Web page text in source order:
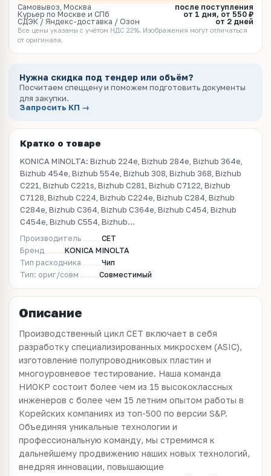
Самовывоз, Москва
после поступления
Курьер по Москве и СПб
от 1 дня, от 550 ₽
СДЭК / Яндекс-доставка / Озон
от 2 дней
Все цены указаны с учётом НДС 22%. Изображения могут отличаться
от оригинала.
Нужна скидка под тендер или объём?
Посчитаем спеццену и поможем подготовить документы
для закупки.
Запросить КП →
Кратко о товаре
KONICA MINOLTA: Bizhub 224e, Bizhub 284e, Bizhub 364e,
Bizhub 454e, Bizhub 554e, Bizhub 308, Bizhub 368, Bizhub
C221, Bizhub C221s, Bizhub C281, Bizhub C7122, Bizhub
C7128, Bizhub C224, Bizhub C224e, Bizhub C284, Bizhub
C284e, Bizhub C364, Bizhub C364e, Bizhub C454, Bizhub
C454e, Bizhub C554, Bizhub...
Производитель
CET
Бренд
KONICA MINOLTA
Тип расходника
Чип
Тип: ориг/совм
Совместимый
Описание
Производственный цикл CET включает в себя
разработку специализированных микросхем (ASIC),
изготовление полупроводниковых пластин и
многоуровневое тестирование. Наша команда
НИОКР состоит более чем из 15 высококлассных
инженеров с более чем 15 летним опытом работы в
Корейских компаниях из топ-500 по версии S&P.
Объединяя уникальные технологии и
профессиональную команду, мы стремимся к
дальнейшему продвижению наших новых технологий,
внедряя инновации, повышающие